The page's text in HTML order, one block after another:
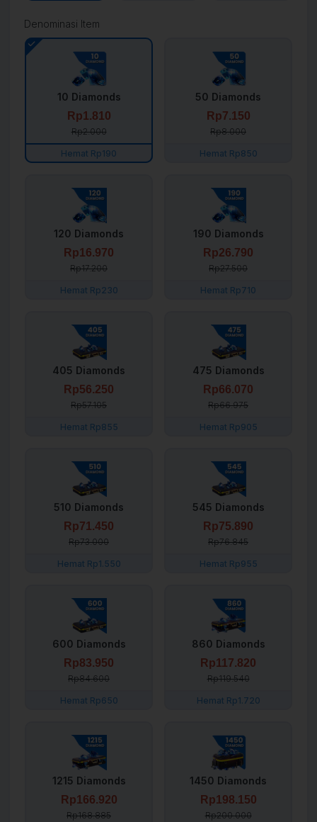
Denominasi Item
10 Diamonds
Rp1.810
Rp2.000
Hemat Rp190
50 Diamonds
Rp7.150
Rp8.000
Hemat Rp850
120 Diamonds
Rp16.970
Rp17.200
Hemat Rp230
190 Diamonds
Rp26.790
Rp27.500
Hemat Rp710
405 Diamonds
Rp56.250
Rp57.105
Hemat Rp855
475 Diamonds
Rp66.070
Rp66.975
Hemat Rp905
510 Diamonds
Rp71.450
Rp73.000
Hemat Rp1.550
545 Diamonds
Rp75.890
Rp76.845
Hemat Rp955
600 Diamonds
Rp83.950
Rp84.600
Hemat Rp650
860 Diamonds
Rp117.820
Rp119.540
Hemat Rp1.720
1215 Diamonds
Rp166.920
Rp168.885
1450 Diamonds
Rp198.150
Rp200.000